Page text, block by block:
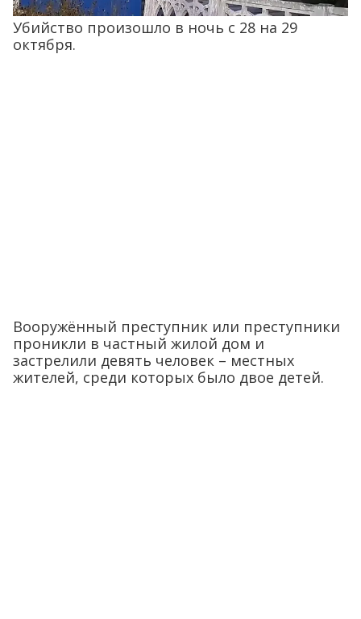
Убийство произошло в ночь с 28 на 29
октября.
Вооружённый преступник или преступники
проникли в частный жилой дом и
застрелили девять человек – местных
жителей, среди которых было двое детей.